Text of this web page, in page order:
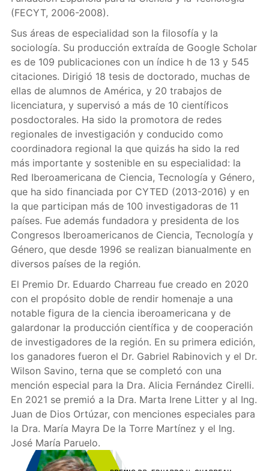
(FECYT, 2006-2008).
Sus áreas de especialidad son la filosofía y la
sociología. Su producción extraída de Google Scholar
es de 109 publicaciones con un índice h de 13 y 545
citaciones. Dirigió 18 tesis de doctorado, muchas de
ellas de alumnos de América, y 20 trabajos de
licenciatura, y supervisó a más de 10 científicos
posdoctorales. Ha sido la promotora de redes
regionales de investigación y conducido como
coordinadora regional la que quizás ha sido la red
más importante y sostenible en su especialidad: la
Red Iberoamericana de Ciencia, Tecnología y Género,
que ha sido financiada por CYTED (2013-2016) y en
la que participan más de 100 investigadoras de 11
países. Fue además fundadora y presidenta de los
Congresos Iberoamericanos de Ciencia, Tecnología y
Género, que desde 1996 se realizan bianualmente en
diversos países de la región.
El Premio Dr. Eduardo Charreau fue creado en 2020
con el propósito doble de rendir homenaje a una
notable figura de la ciencia iberoamericana y de
galardonar la producción científica y de cooperación
de investigadores de la región. En su primera edición,
los ganadores fueron el Dr. Gabriel Rabinovich y el Dr.
Wilson Savino, terna que se completó con una
mención especial para la Dra. Alicia Fernández Cirelli.
En 2021 se premió a la Dra. Marta Irene Litter y al Ing.
Juan de Dios Ortúzar, con menciones especiales para
la Dra. María Mayra De la Torre Martínez y el Ing.
José María Paruelo.